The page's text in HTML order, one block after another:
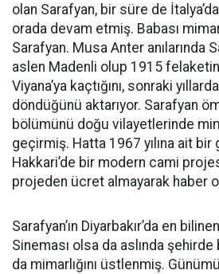
olan Sarafyan, bir süre de
orada devam etmiş. Babası
Sarafyan. Musa Anter anılarında
aslen Madenli olup 1915
Viyana’ya kaçtığını, sonraki
döndüğünü aktarıyor. Sarafyan
bölümünü doğu vilayetlerinde
geçirmiş. Hatta 1967 yılına ait bir
Hakkari’de bir modern cami
projeden ücret almayarak haber
Sarafyan’ın Diyarbakır’da en
Sineması olsa da aslında şehirde
da mimarlığını üstlenmiş.